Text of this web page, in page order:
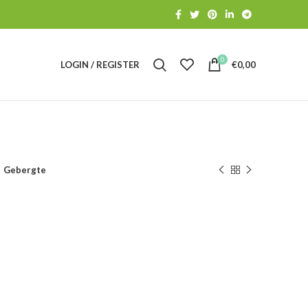
LOGIN / REGISTER 0 €0,00
Gebergte